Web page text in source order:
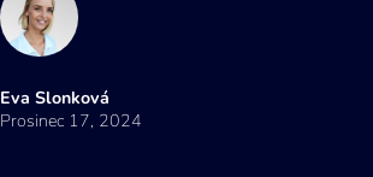
Eva Slonková
Prosinec 17, 2024